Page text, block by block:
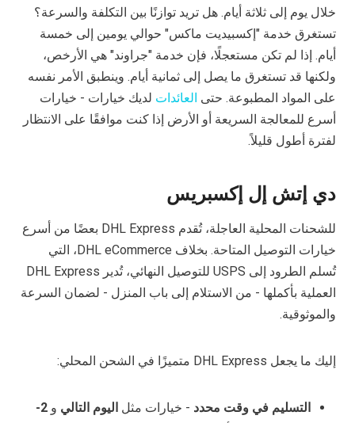
خلال يوم إلى ثلاثة أيام. هل تريد توازنًا بين التكلفة والسرعة؟
تستغرق خدمة "إكسبيديت ماكس" حوالي يومين إلى خمسة
أيام. إذا لم تكن مستعجلًا، فإن خدمة "جراوند" هي الأرخص،
ولكنها قد تستغرق ما يصل إلى ثمانية أيام. وينطبق الأمر نفسه
على المواد المطبوعة. حتى العائدات لديك خيارات - خيارات
أسرع للمعالجة السريعة أو الأرض إذا كنت موافقًا على الانتظار
لفترة أطول قليلاً.
دي إتش إل إكسبريس
للشحنات المحلية العاجلة، تُقدم DHL Express بعضًا من أسرع
خيارات التوصيل المتاحة. بخلاف DHL eCommerce، التي
تُسلم الطرود إلى USPS للتوصيل النهائي، تُدير DHL Express
العملية بأكملها - من الاستلام إلى باب المنزل - لضمان السرعة
والموثوقية.
إليك ما يجعل DHL Express متميزًا في الشحن المحلي:
التسليم في وقت محدد - خيارات مثل اليوم التالي و
2-